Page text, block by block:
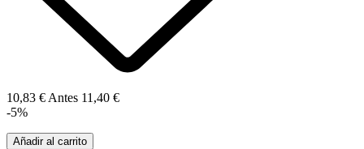
10,83 €Antes 11,40 €
-5%
Añadir al carrito